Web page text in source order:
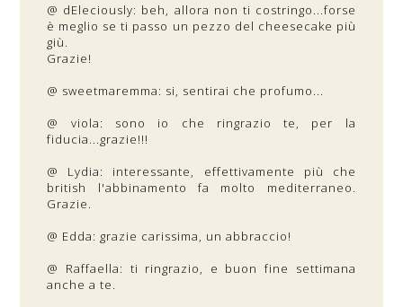
@ dEleciously: beh, allora non ti costringo...forse
è meglio se ti passo un pezzo del cheesecake più
giù.
Grazie!
@ sweetmaremma: si, sentirai che profumo...
@ viola: sono io che ringrazio te, per la
fiducia...grazie!!!
@ Lydia: interessante, effettivamente più che
british l'abbinamento fa molto mediterraneo.
Grazie.
@ Edda: grazie carissima, un abbraccio!
@ Raffaella: ti ringrazio, e buon fine settimana
anche a te.